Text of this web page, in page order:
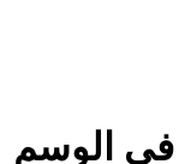
في الوسم